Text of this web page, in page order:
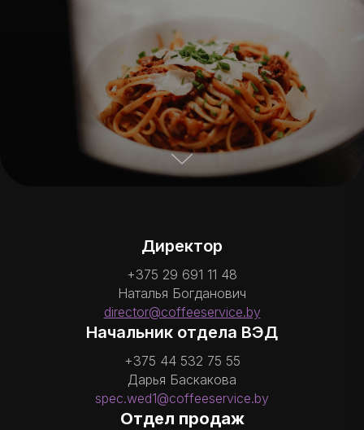
Директор
+375 29 691 11 48
Наталья Богданович
director@coffeeservice.by
Начальник отдела ВЭД
+375 44 532 75 55
Дарья Баскакова
spec.wed1@coffeeservice.by
Отдел продаж